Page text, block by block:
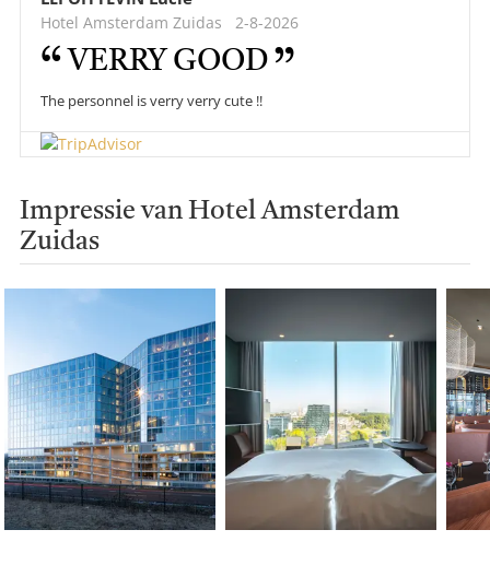
Hotel Amsterdam Zuidas 2-8-2026
VERRY GOOD
The personnel is verry verry cute !!
Impressie van Hotel Amsterdam
Zuidas